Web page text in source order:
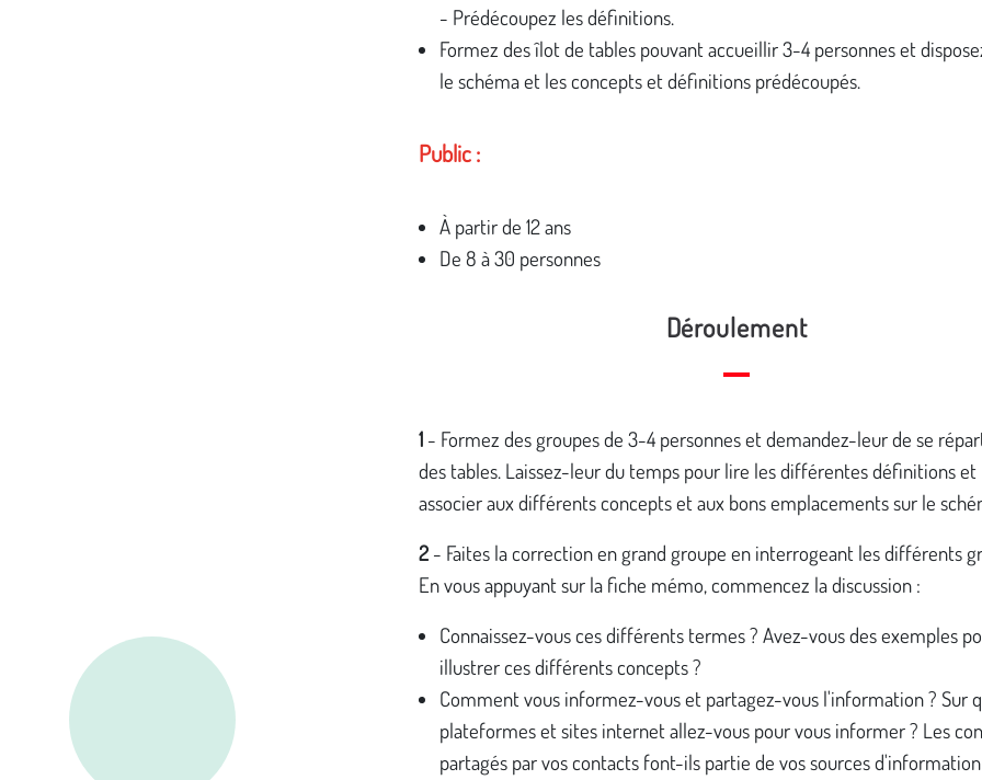
- Prédécoupez les définitions.
Formez des îlot de tables pouvant accueillir 3-4 personnes et
le schéma et les concepts et définitions prédécoupés.
Public :
À partir de 12 ans
De 8 à 30 personnes
Déroulement
1 - Formez des groupes de 3-4 personnes et demandez-leur de se
des tables. Laissez-leur du temps pour lire les différentes définitions et
associer aux différents concepts et aux bons emplacements sur le
2 - Faites la correction en grand groupe en interrogeant les différents
En vous appuyant sur la fiche mémo, commencez la discussion :
Connaissez-vous ces différents termes ? Avez-vous des exemples
illustrer ces différents concepts ?
Comment vous informez-vous et partagez-vous l'information ? Sur
plateformes et sites internet allez-vous pour vous informer ? Les
partagés par vos contacts font-ils partie de vos sources d'information